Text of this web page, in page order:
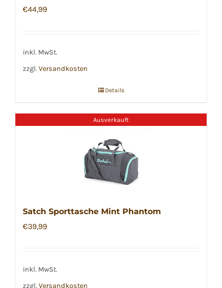
€44,99
inkl. MwSt.
zzgl. Versandkosten
Details
Ausverkauft
Satch Sporttasche Mint Phantom
€39,99
inkl. MwSt.
zzgl. Versandkosten